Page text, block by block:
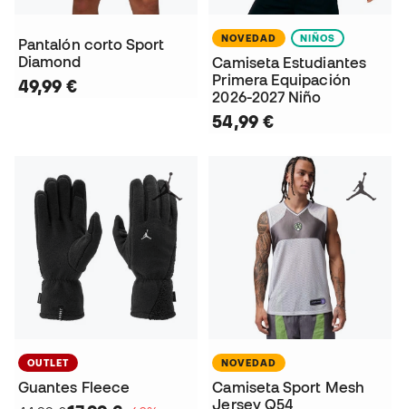
Pantalón corto Sport
Diamond
49,99 €
NOVEDAD NIÑOS
Camiseta Estudiantes
Primera Equipación
2026-2027 Niño
54,99 €
OUTLET
Guantes Fleece
NOVEDAD
Camiseta Sport Mesh
Jersey Q54